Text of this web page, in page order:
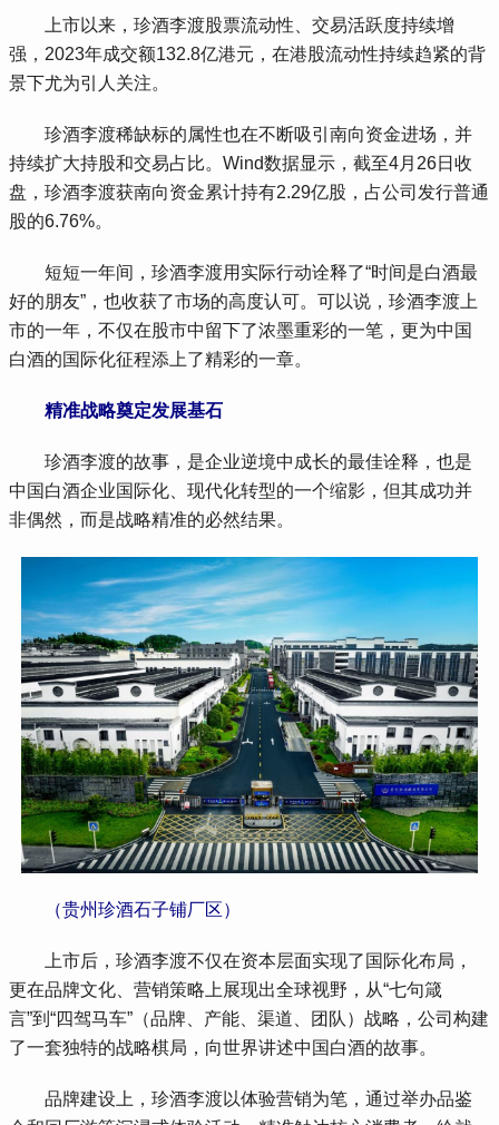
上市以来，珍酒李渡股票流动性、交易活跃度持续增
强，2023年成交额132.8亿港元，在港股流动性持续趋紧的背
景下尤为引人关注。
珍酒李渡稀缺标的属性也在不断吸引南向资金进场，并
持续扩大持股和交易占比。Wind数据显示，截至4月26日收
盘，珍酒李渡获南向资金累计持有2.29亿股，占公司发行普通
股的6.76%。
短短一年间，珍酒李渡用实际行动诠释了“时间是白酒最
好的朋友”，也收获了市场的高度认可。可以说，珍酒李渡上
市的一年，不仅在股市中留下了浓墨重彩的一笔，更为中国
白酒的国际化征程添上了精彩的一章。
精准战略奠定发展基石
珍酒李渡的故事，是企业逆境中成长的最佳诠释，也是
中国白酒企业国际化、现代化转型的一个缩影，但其成功并
非偶然，而是战略精准的必然结果。
（贵州珍酒石子铺厂区）
上市后，珍酒李渡不仅在资本层面实现了国际化布局，
更在品牌文化、营销策略上展现出全球视野，从“七句箴
言”到“四驾马车”（品牌、产能、渠道、团队）战略，公司构建
了一套独特的战略棋局，向世界讲述中国白酒的故事。
品牌建设上，珍酒李渡以体验营销为笔，通过举办品鉴